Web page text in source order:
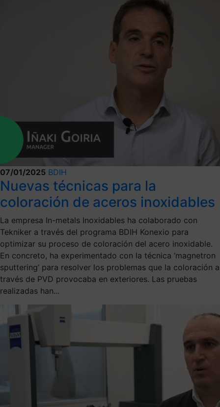
07/01/2025 BDIH
Nuevas técnicas para la
coloración de aceros inoxidables
La empresa In-metals Inoxidables ha colaborado con
Tekniker a través del programa BDIH Konexio para
optimizar su proceso de coloración del acero inoxidable.
En concreto, ha experimentado con la técnica ‘magnetron
sputtering’ para resolver los problemas que la coloración a
través de PVD provocaba en exteriores. Las pruebas
realizadas han...